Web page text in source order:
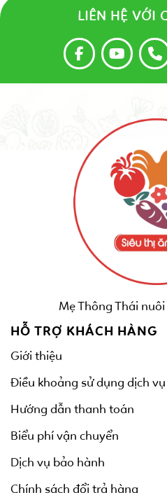
LIÊN HỆ VỚI
Mẹ Thông Thái
HỖ TRỢ KHÁCH HÀNG
Giới thiệu
Điều khoảng sử dụng dịch vụ
Hướng dẫn thanh toán
Biểu phí vận chuyển
Dịch vụ bảo hành
Chính sách đổi trả hàng